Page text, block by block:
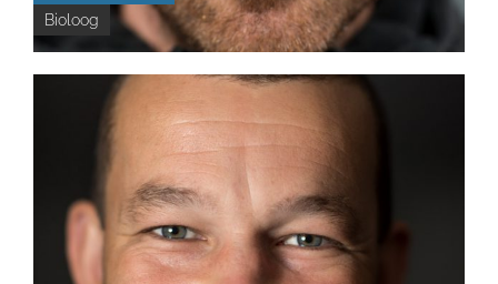
Bioloog